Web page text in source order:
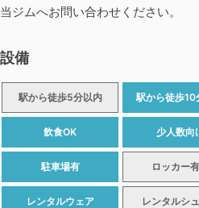
当ジムへお問い合わせください。
設備
駅から徒歩5分以内 駅から徒歩10
飲食OK 少人数向
駐車場有 ロッカー
レンタルウェア レンタルシ